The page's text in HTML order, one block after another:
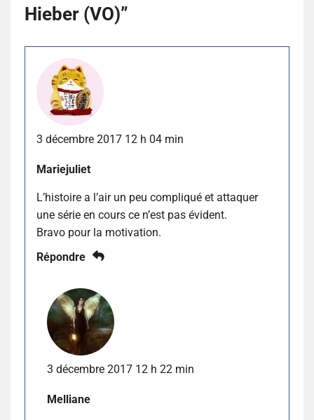
Hieber (VO)”
3 décembre 2017 12 h 04 min
Mariejuliet
L’histoire a l’air un peu compliqué et attaquer
une série en cours ce n’est pas évident.
Bravo pour la motivation.
Répondre
3 décembre 2017 12 h 22 min
Melliane